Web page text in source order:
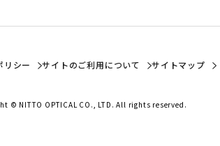
リシー サイトのご利用について サイトマップ
© NITTO OPTICAL CO., LTD. All rights reserved.